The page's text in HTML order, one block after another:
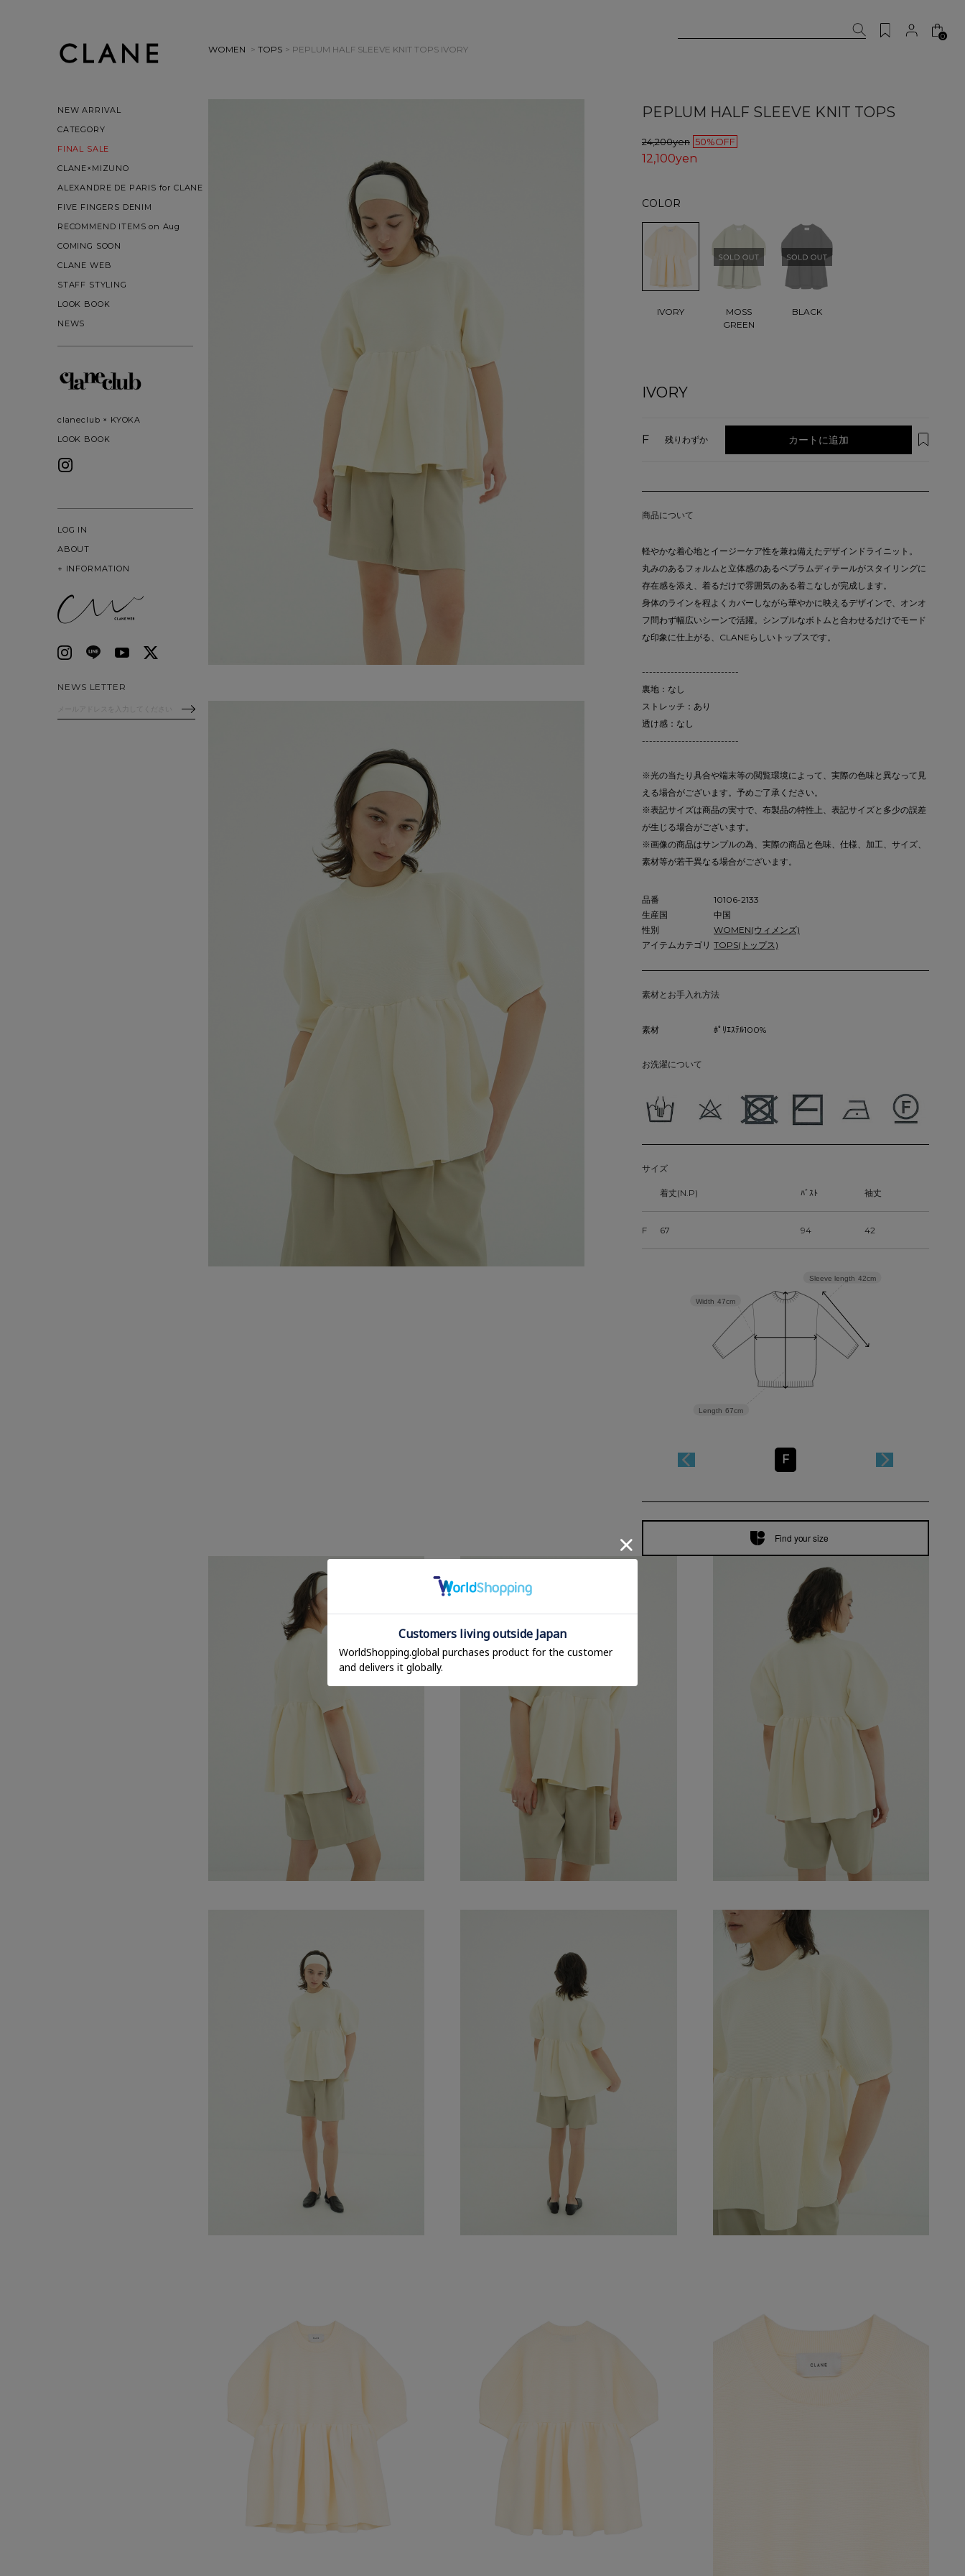
NEW ARRIVAL
CATEGORY
FINAL SALE
CLANE×MIZUNO
ALEXANDRE DE PARIS for CLANE
FIVE FINGERS DENIM
RECOMMEND ITEMS on Aug
COMING SOON
CLANE WEB
STAFF STYLING
LOOK BOOK
NEWS
claneclub × KYOKA
LOOK BOOK
LOG IN
ABOUT
+ INFORMATION
NEWS LETTER
0
WOMEN > TOPS > PEPLUM HALF SLEEVE KNIT TOPS IVORY
PEPLUM HALF SLEEVE KNIT TOPS
24,200yen 50%OFF
12,100yen
COLOR
IVORY
MOSS
GREEN
BLACK
IVORY
F 残りわずか カートに追加
商品について
軽やかな着心地とイージーケア性を兼ね備えたデザインドライニット。
丸みのあるフォルムと立体感のあるペプラムディテールがスタイリングに
存在感を添え、着るだけで雰囲気のある着こなしが完成します。
身体のラインを程よくカバーしながら華やかに映えるデザインで、オンオ
フ問わず幅広いシーンで活躍。シンプルなボトムと合わせるだけでモード
な印象に仕上がる、CLANEらしいトップスです。
---------------------------
裏地：なし
ストレッチ：あり
透け感：なし
---------------------------
※光の当たり具合や端末等の閲覧環境によって、実際の色味と異なって見
える場合がございます。予めご了承ください。
※表記サイズは商品の実寸で、布製品の特性上、表記サイズと多少の誤差
が生じる場合がございます。
※画像の商品はサンプルの為、実際の商品と色味、仕様、加工、サイズ、
素材等が若干異なる場合がございます。
品番
10106-2133
生産国
中国
性別
WOMEN(ウィメンズ)
アイテムカテゴリ TOPS(トップス)
素材とお手入れ方法
素材 ﾎﾟﾘｴｽﾃﾙ100%
お洗濯について
サイズ
着丈(N.P) ﾊﾞｽﾄ 袖丈
F 67 94 42
Sleeve length 42cm
Length 67cm
Width 47cm
F
Find your size